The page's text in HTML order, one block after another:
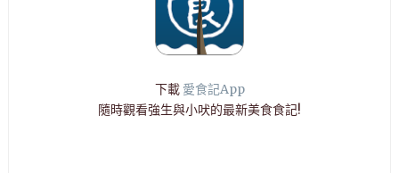
下載 愛食記App
隨時觀看強生與小吠的最新美食食記!